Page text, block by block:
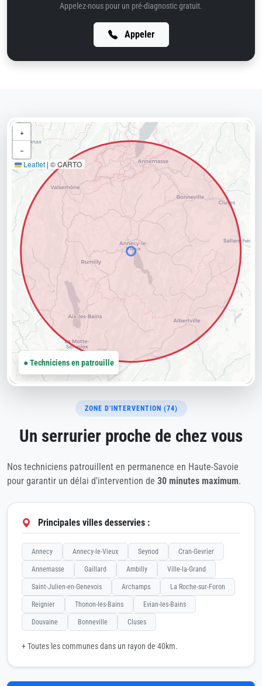
Appelez-nous pour un pré-diagnostic gratuit.
Appeler
ZONE D'INTERVENTION (74)
Un serrurier proche de chez vous
Nos techniciens patrouillent en permanence en Haute-Savoie
pour garantir un délai d'intervention de 30 minutes maximum.
Principales villes desservies :
Annecy Annecy-le-Vieux Seynod Cran-Gevrier
Annemasse Gaillard Ambilly Ville-la-Grand
Saint-Julien-en-Genevois Archamps La Roche-sur-Foron
Reignier Thonon-les-Bains Evian-les-Bains
Douvaine Bonneville Cluses
+ Toutes les communes dans un rayon de 40km.
+
−
Leaflet | © CARTO
● Techniciens en patrouille